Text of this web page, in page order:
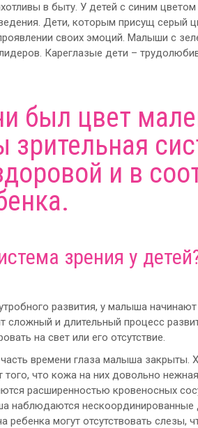
в быту. У детей с синим цветом
Дети, которым присущ серый
своих эмоций. Малыши с
Кареглазые дети –
был цвет
зрительная
и в
зрения у
развития, у малыша
и длительный процесс
на свет или его отсутствие.
времени глаза малыша закрыты.
того, что кожа на них довольно
расширенностью кровеносных
наблюдаются
ребенка могут отсутствовать слезы,